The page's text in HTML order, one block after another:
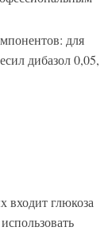
для
дибазол 0,05,
входит глюкоза